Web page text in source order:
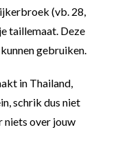
(vb. 28,
taillemaat. Deze
gebruiken.
in Thailand,
schrik dus niet
niets over jouw